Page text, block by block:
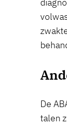
De
talen